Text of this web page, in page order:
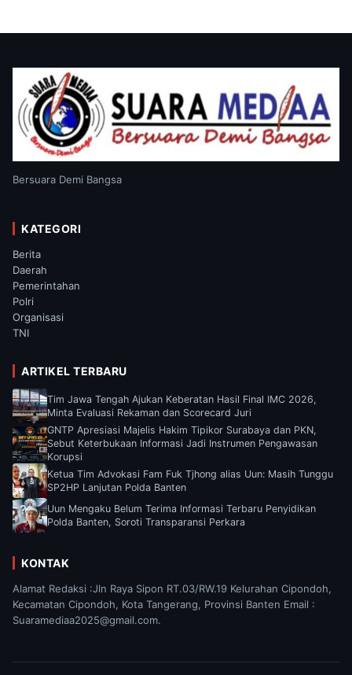
Bersuara Demi Bangsa
KATEGORI
Berita
Daerah
Pemerintahan
Polri
Organisasi
TNI
ARTIKEL TERBARU
Tim Jawa Tengah Ajukan Keberatan Hasil Final IMC 2026,
Minta Evaluasi Rekaman dan Scorecard Juri
GNTP Apresiasi Majelis Hakim Tipikor Surabaya dan PKN,
Sebut Keterbukaan Informasi Jadi Instrumen Pengawasan
Korupsi
Ketua Tim Advokasi Fam Fuk Tjhong alias Uun: Masih Tunggu
SP2HP Lanjutan Polda Banten
Uun Mengaku Belum Terima Informasi Terbaru Penyidikan
Polda Banten, Soroti Transparansi Perkara
KONTAK
Alamat Redaksi :Jln Raya Sipon RT.03/RW.19 Kelurahan Cipondoh,
Kecamatan Cipondoh, Kota Tangerang, Provinsi Banten Email :
Suaramediaa2025@gmail.com.